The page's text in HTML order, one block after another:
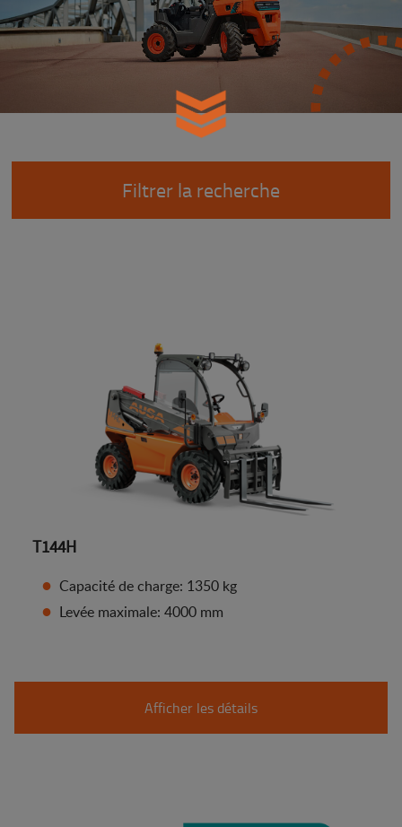
Filtrer la recherche
T144H
Capacité de charge: 1350 kg
Levée maximale: 4000 mm
Afficher les détails